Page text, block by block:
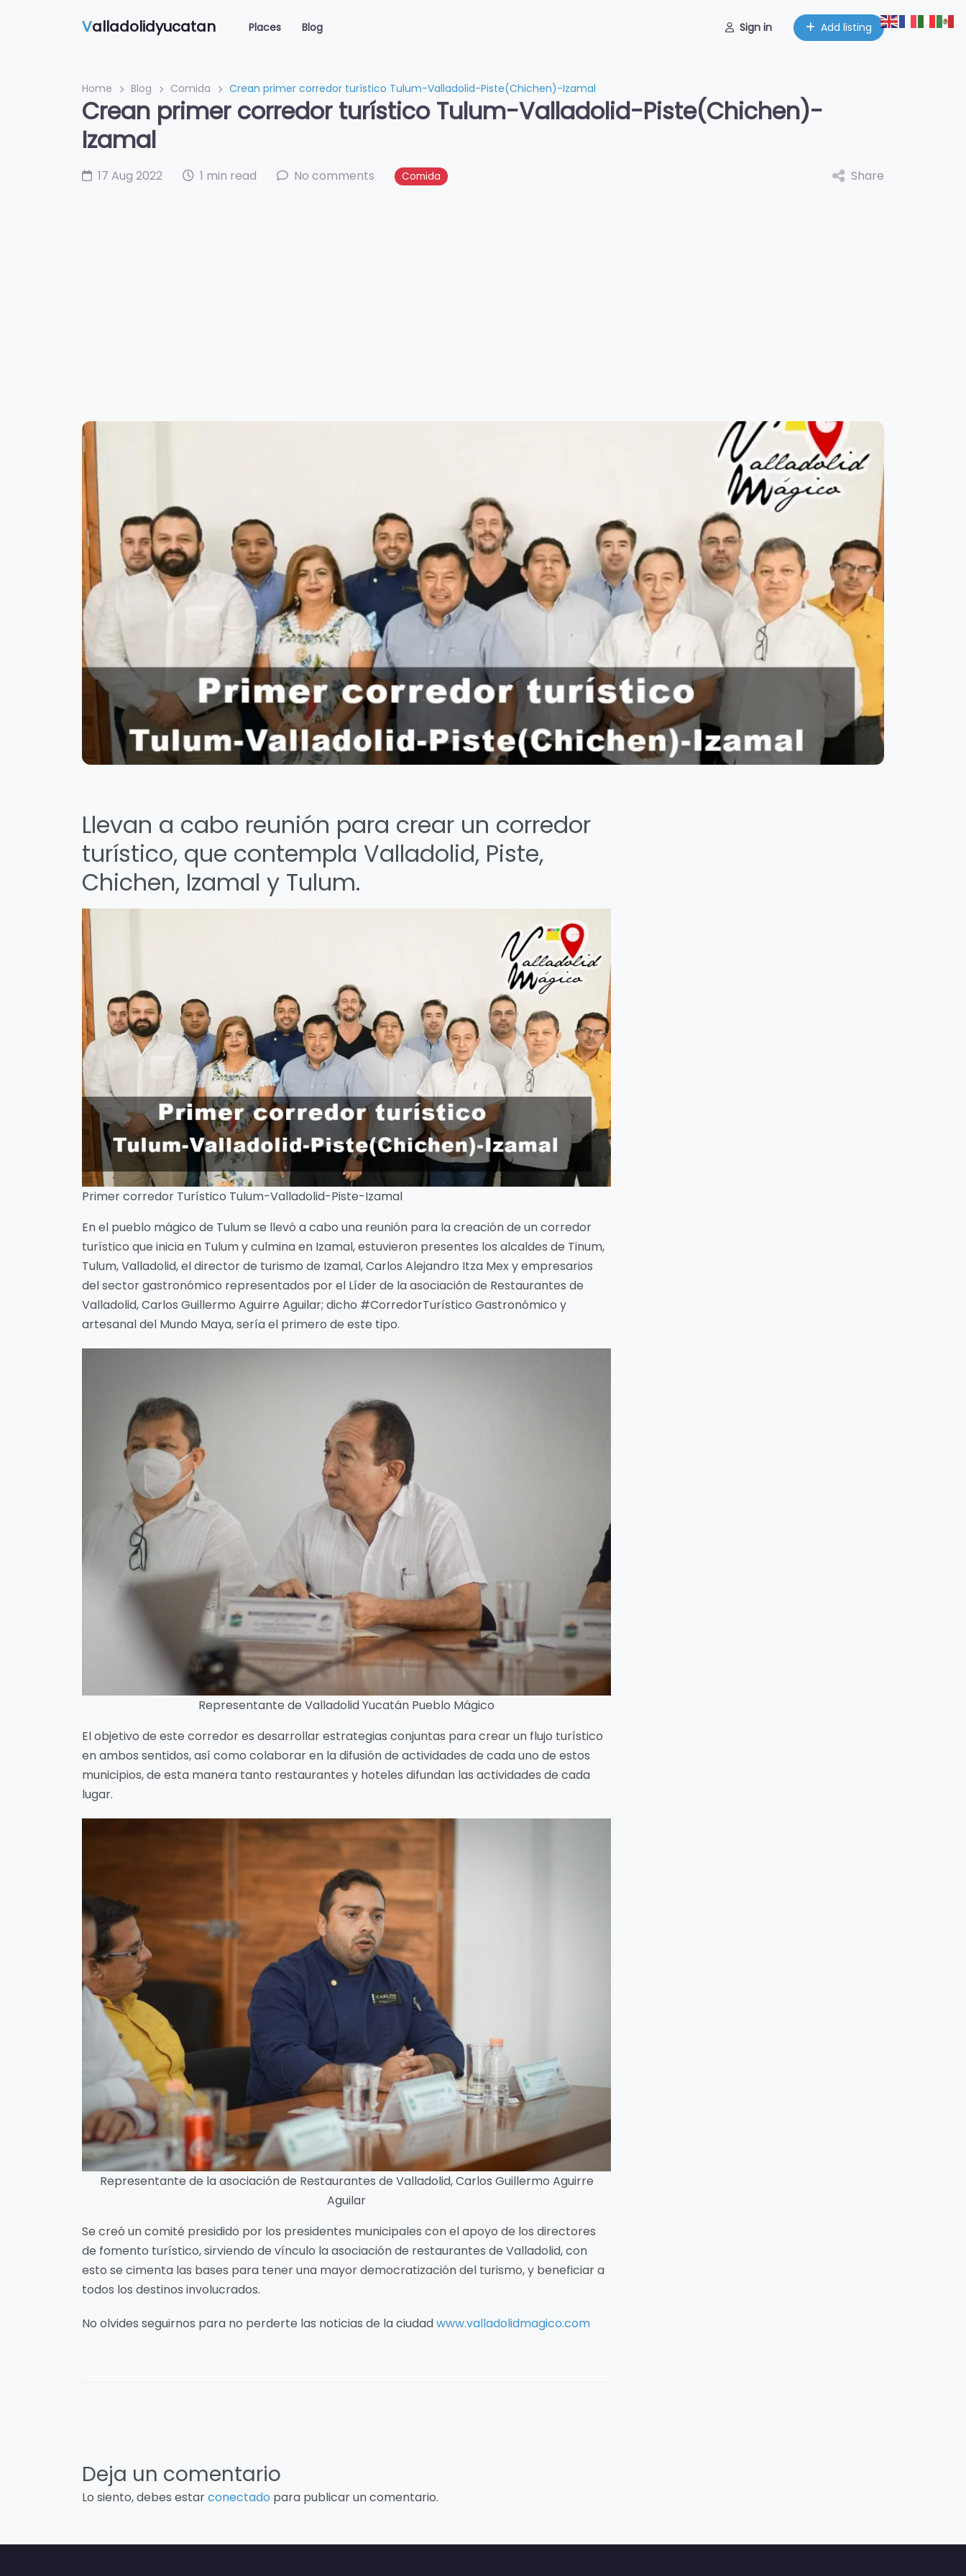
Valladolidyucatan Places Blog Sign in Add listing
Home Blog Comida Crean primer corredor turístico Tulum-Valladolid-Piste(Chichen)-Izamal
Crean primer corredor turístico Tulum-Valladolid-Piste(Chichen)-
Izamal
17 Aug 2022 1 min read No comments Comida Share
Llevan a cabo reunión para crear un corredor
turístico, que contempla Valladolid, Piste,
Chichen, Izamal y Tulum.
Primer corredor Turístico Tulum-Valladolid-Piste-Izamal
En el pueblo mágico de Tulum se llevó a cabo una reunión para la creación de un corredor
turístico que inicia en Tulum y culmina en Izamal, estuvieron presentes los alcaldes de Tinum,
Tulum, Valladolid, el director de turismo de Izamal, Carlos Alejandro Itza Mex y empresarios
del sector gastronómico representados por el Líder de la asociación de Restaurantes de
Valladolid, Carlos Guillermo Aguirre Aguilar; dicho #CorredorTurístico Gastronómico y
artesanal del Mundo Maya, sería el primero de este tipo.
Representante de Valladolid Yucatán Pueblo Mágico
El objetivo de este corredor es desarrollar estrategias conjuntas para crear un flujo turístico
en ambos sentidos, así como colaborar en la difusión de actividades de cada uno de estos
municipios, de esta manera tanto restaurantes y hoteles difundan las actividades de cada
lugar.
Representante de la asociación de Restaurantes de Valladolid, Carlos Guillermo Aguirre
Aguilar
Se creó un comité presidido por los presidentes municipales con el apoyo de los directores
de fomento turístico, sirviendo de vínculo la asociación de restaurantes de Valladolid, con
esto se cimenta las bases para tener una mayor democratización del turismo, y beneficiar a
todos los destinos involucrados.
No olvides seguirnos para no perderte las noticias de la ciudadwww.valladolidmagico.com
Deja un comentario
Lo siento, debes estarconectado para publicar un comentario.